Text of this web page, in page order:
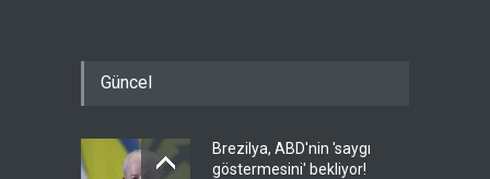
Güncel
Brezilya, ABD'nin 'saygı
göstermesini' bekliyor!